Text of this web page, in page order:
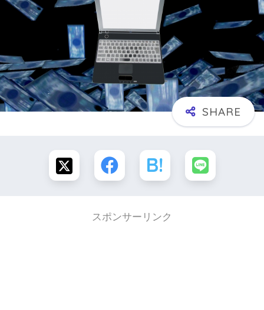
スポンサーリンク